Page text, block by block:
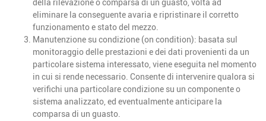
della rilevazione o comparsa di un guasto, volta ad
eliminare la conseguente avaria e ripristinare il corretto
funzionamento e stato del mezzo.
Manutenzione su condizione (on condition): basata sul
monitoraggio delle prestazioni e dei dati provenienti da un
particolare sistema interessato, viene eseguita nel momento
in cui si rende necessario. Consente di intervenire qualora si
verifichi una particolare condizione su un componente o
sistema analizzato, ed eventualmente anticipare la
comparsa di un guasto.